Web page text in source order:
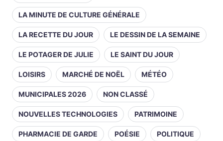
LA MINUTE DE CULTURE GÉNÉRALE
LA RECETTE DU JOUR LE DESSIN DE LA SEMAINE
LE POTAGER DE JULIE LE SAINT DU JOUR
LOISIRS MARCHÉ DE NOËL MÉTÉO
MUNICIPALES 2026 NON CLASSÉ
NOUVELLES TECHNOLOGIES PATRIMOINE
PHARMACIE DE GARDE POÉSIE POLITIQUE